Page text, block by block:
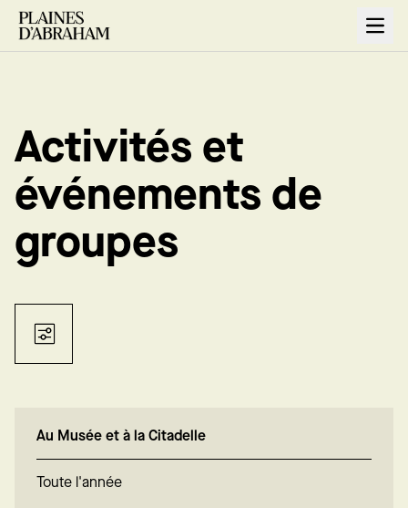
Open
Activités et
événements de
groupes
Au Musée et à la Citadelle
Toute l'année